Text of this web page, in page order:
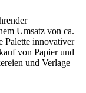
Umsatz von ca.
Palette innovativer
von Papier und
und Verlage